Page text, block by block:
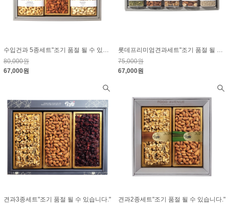
수입건과 5종세트"조기 품절 될 수 있습니다."
80,000원
67,000원
롯데프리미엄견과세트"조기 품절 될 수 있습니다."
75,000원
67,000원
견과3종세트"조기 품절 될 수 있습니다."
견과2종세트"조기 품절 될 수 있습니다."